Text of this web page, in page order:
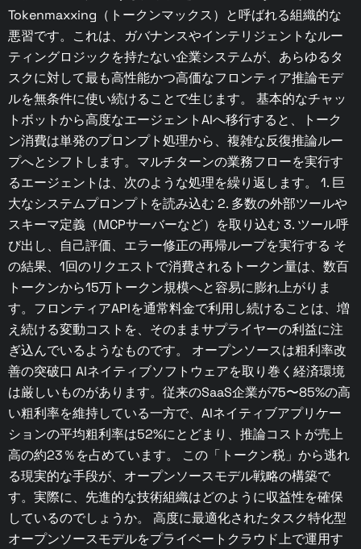
Tokenmaxxing（トークンマックス）と呼ばれる組織的な
悪習です。これは、ガバナンスやインテリジェントなルー
ティングロジックを持たない企業システムが、あらゆるタ
スクに対して最も高性能かつ高価なフロンティア推論モデ
ルを無条件に使い続けることで生じます。 基本的なチャッ
トボットから高度なエージェントAIへ移行すると、トーク
ン消費は単発のプロンプト処理から、複雑な反復推論ルー
プへとシフトします。マルチターンの業務フローを実行す
るエージェントは、次のような処理を繰り返します。 1. 巨
大なシステムプロンプトを読み込む 2. 多数の外部ツールや
スキーマ定義（MCPサーバーなど）を取り込む 3. ツール呼
び出し、自己評価、エラー修正の再帰ループを実行する そ
の結果、1回のリクエストで消費されるトークン量は、数百
トークンから15万トークン規模へと容易に膨れ上がりま
す。フロンティアAPIを通常料金で利用し続けることは、増
え続ける変動コストを、そのままサプライヤーの利益に注
ぎ込んでいるようなものです。 オープンソースは粗利率改
善の突破口 AIネイティブソフトウェアを取り巻く経済環境
は厳しいものがあります。従来のSaaS企業が75〜85%の高
い粗利率を維持している一方で、AIネイティブアプリケー
ションの平均粗利率は52%にとどまり、推論コストが売上
高の約23％を占めています。 この「トークン税」から逃れ
る現実的な手段が、オープンソースモデル戦略の構築で
す。実際に、先進的な技術組織はどのように収益性を確保
しているのでしょうか。 高度に最適化されたタスク特化型
オープンソースモデルをプライベートクラウド上で運用す